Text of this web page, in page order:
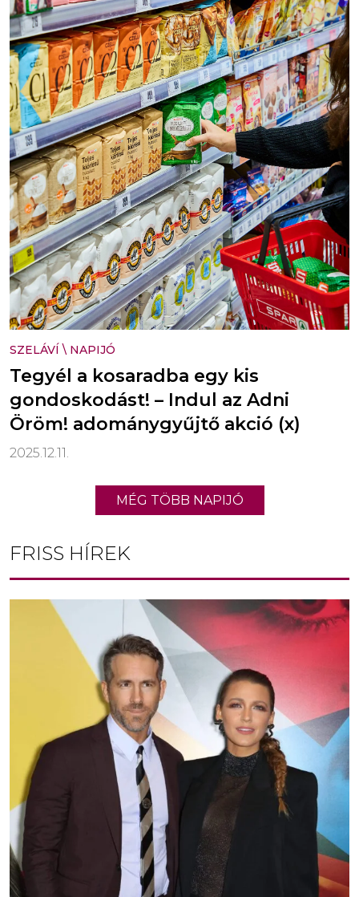
SZELÁVÍ \ NAPIJÓ
Tegyél a kosaradba egy kis
gondoskodást! – Indul az Adni
Öröm! adománygyűjtő akció (x)
2025.12.11.
MÉG TÖBB NAPIJÓ
FRISS HÍREK